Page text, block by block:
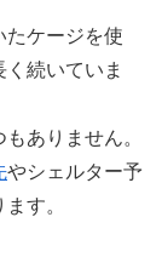
たケージを使
続いていま
ありません。
やシェルター予
す。